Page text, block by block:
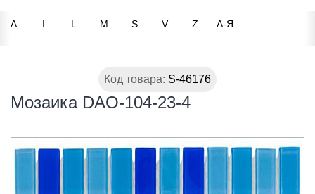
A I L M S V Z А-Я
Код товара: S-46176
Мозаика DAO-104-23-4